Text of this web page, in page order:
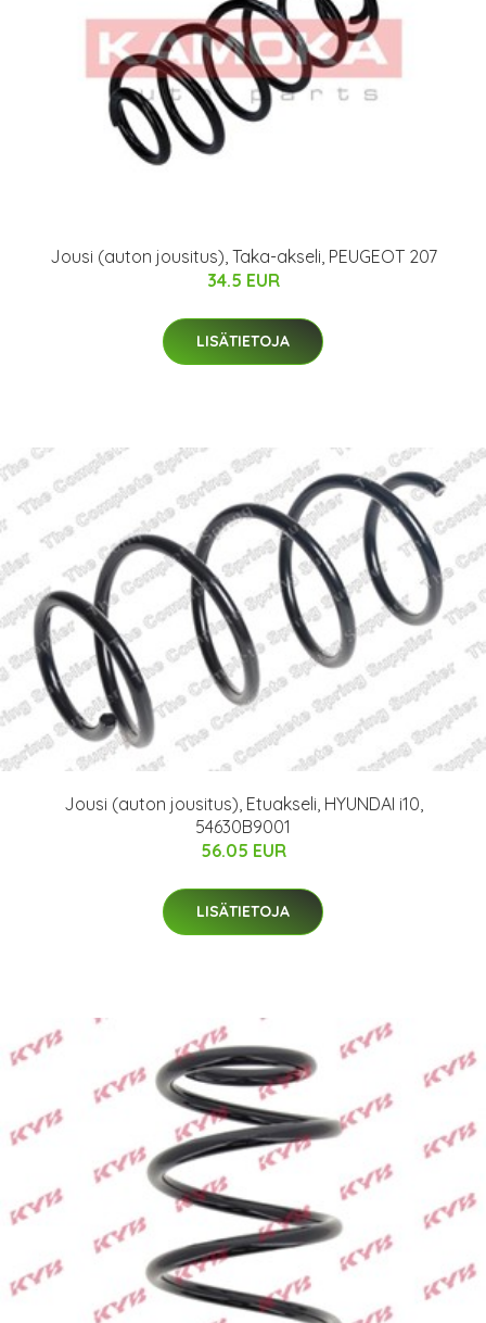
Jousi (auton jousitus), Taka-akseli, PEUGEOT 207
34.5 EUR
LISÄTIETOJA
Jousi (auton jousitus), Etuakseli, HYUNDAI i10,
54630B9001
56.05 EUR
LISÄTIETOJA